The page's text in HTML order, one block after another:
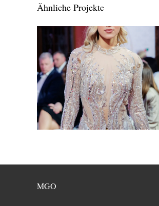
Ähnliche Projekte
MGO